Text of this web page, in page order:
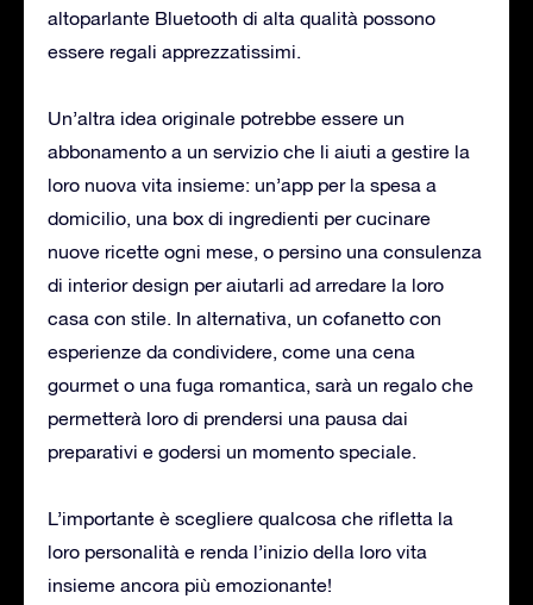
altoparlante Bluetooth di alta qualità possono
essere regali apprezzatissimi.
Un’altra idea originale potrebbe essere un
abbonamento a un servizio che li aiuti a gestire la
loro nuova vita insieme: un’app per la spesa a
domicilio, una box di ingredienti per cucinare
nuove ricette ogni mese, o persino una consulenza
di interior design per aiutarli ad arredare la loro
casa con stile. In alternativa, un cofanetto con
esperienze da condividere, come una cena
gourmet o una fuga romantica, sarà un regalo che
permetterà loro di prendersi una pausa dai
preparativi e godersi un momento speciale.
L’importante è scegliere qualcosa che rifletta la
loro personalità e renda l’inizio della loro vita
insieme ancora più emozionante!